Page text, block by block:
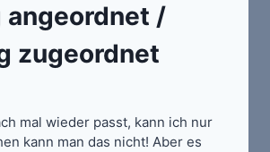
angeordnet /
zugeordnet
mal wieder passt, kann ich nur
kann man das nicht! Aber es